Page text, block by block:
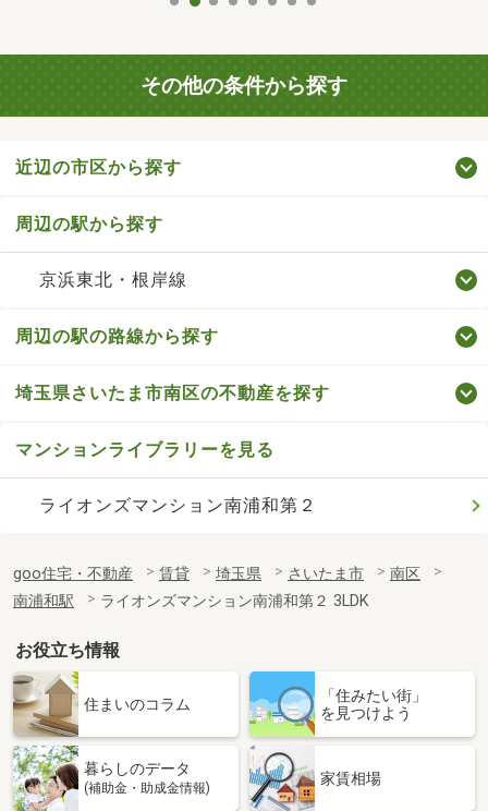
その他の条件から探す
近辺の市区から探す
周辺の駅から探す
京浜東北・根岸線
周辺の駅の路線から探す
埼玉県さいたま市南区の不動産を探す
マンションライブラリーを見る
ライオンズマンション南浦和第２
goo住宅・不動産 賃貸 埼玉県 さいたま市
南区
南浦和駅
ライオンズマンション南浦和第２ 3LDK
お役立ち情報
住まいのコラム
「住みたい街」
を見つけよう
暮らしのデータ
(補助金・助成金情報)
家賃相場